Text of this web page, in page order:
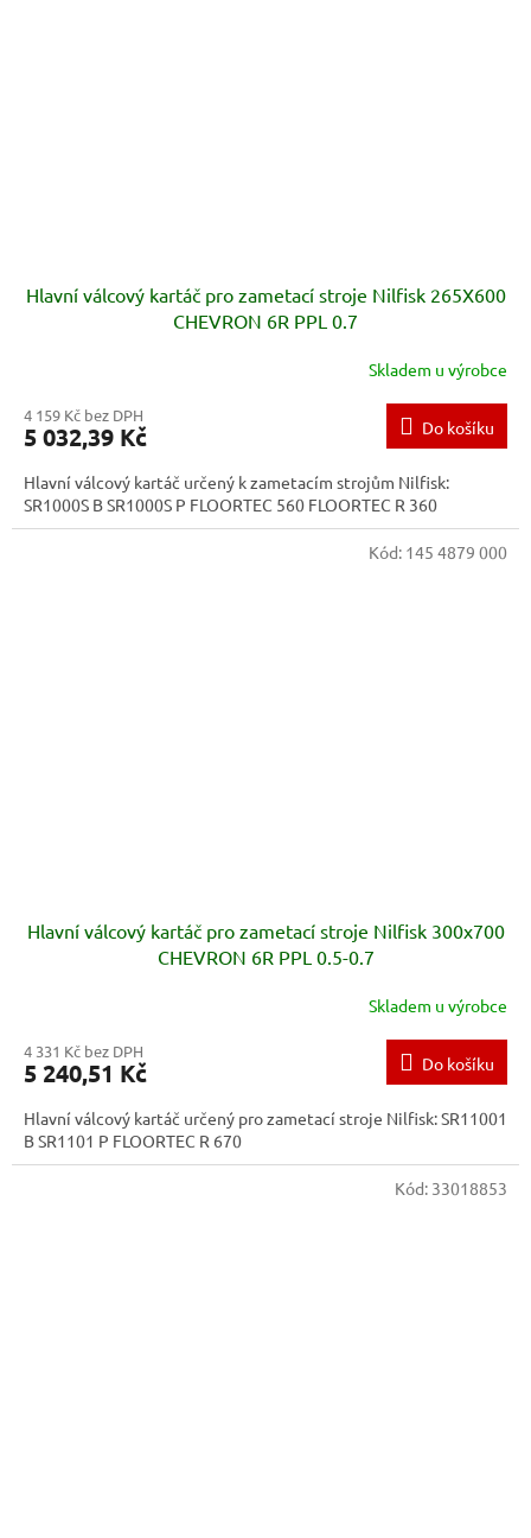
Hlavní válcový kartáč pro zametací stroje Nilfisk 265X600
CHEVRON 6R PPL 0.7
Skladem u výrobce
4 159 Kč bez DPH
5 032,39 Kč Do košíku
Hlavní válcový kartáč určený k zametacím strojům Nilfisk:
SR1000S B SR1000S P FLOORTEC 560 FLOORTEC R 360
Hlavní válcový kartáč pro zametací stroje Nilfisk 300x700
CHEVRON 6R PPL 0.5-0.7
Skladem u výrobce
4 331 Kč bez DPH
5 240,51 Kč Do košíku
Hlavní válcový kartáč určený pro zametací stroje Nilfisk: SR11001
B SR1101 P FLOORTEC R 670
Kód: 145 4879 000
Kód: 33018853